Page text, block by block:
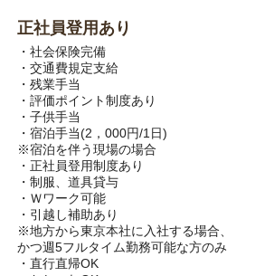
正社員登用あり
・社会保険完備
・交通費規定支給
・残業手当
・評価ポイント制度あり
・子供手当
・宿泊手当(2，000円/1日)
※宿泊を伴う現場の場合
・正社員登用制度あり
・制服、道具貸与
・Ｗワーク可能
・引越し補助あり
※地方から東京本社に入社する場合、
かつ週5フルタイム勤務可能な方のみ
・直行直帰OK